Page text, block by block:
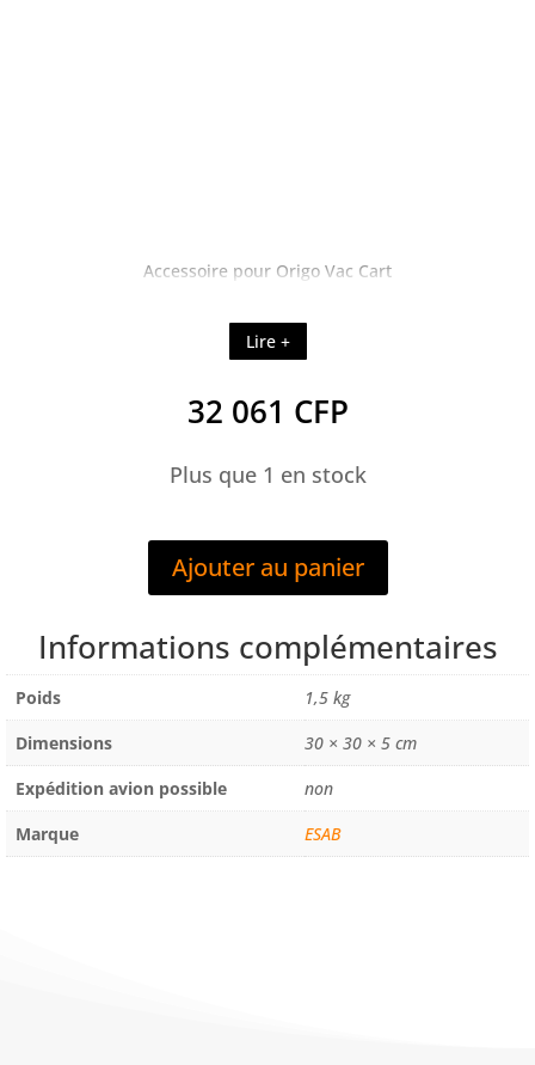
Accessoire pour Origo Vac Cart
Lire +
32 061 CFP
Plus que 1 en stock
PROTECTION
ETINCELLE
POUR
ORIGO
VAC
Ajouter au panier
Informations complémentaires
Poids
1,5 kg
Dimensions
30 × 30 × 5 cm
Expédition avion possible
non
Marque
ESAB